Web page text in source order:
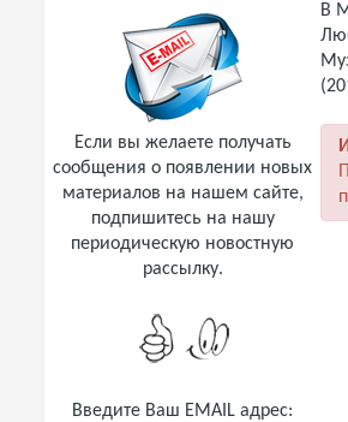
РАССЫЛКА
Если вы желаете получать
сообщения о появлении новых
материалов на нашем сайте,
подпишитесь на нашу
периодическую новостную
рассылку.
Введите Ваш EMAIL адрес:
В